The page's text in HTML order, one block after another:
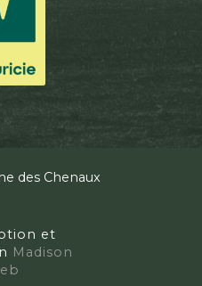
des Chenaux
et
Madison